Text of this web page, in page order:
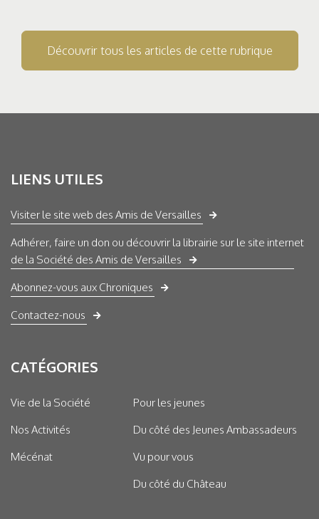
Découvrir tous les articles de cette rubrique
LIENS UTILES
Visiter le site web des Amis de Versailles
Adhérer, faire un don ou découvrir la librairie sur le site internet
de la Société des Amis de Versailles
Abonnez-vous aux Chroniques
Contactez-nous
CATÉGORIES
Vie de la Société
Nos Activités
Mécénat
Pour les jeunes
Du côté des Jeunes Ambassadeurs
Vu pour vous
Du côté du Château